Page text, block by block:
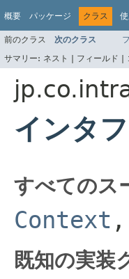
概要 パッケージ クラス
前のクラス 次のクラス
サマリー: ネスト | フィールド |
インタ
すべてのス
Context ,
既知の実装